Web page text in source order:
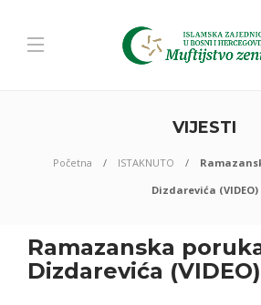
VIJESTI
Početna ISTAKNUTO
Dizdarevića (VIDEO)
Ramazanska
Dizdarevića (VIDEO)